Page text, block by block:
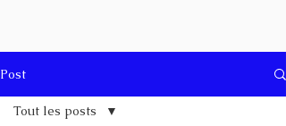
Post
Tout les posts